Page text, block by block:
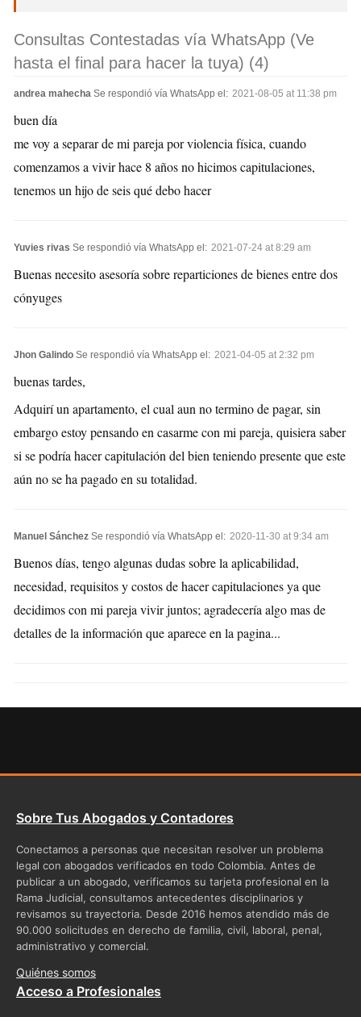
Consultas Contestadas vía WhatsApp (Ve
hasta el final para hacer la tuya) (4)
andrea mahecha Se respondió vía WhatsApp el: 2021-08-05 at 11:38 pm
buen día
me voy a separar de mi pareja por violencia física, cuando
comenzamos a vivir hace 8 años no hicimos capitulaciones,
tenemos un hijo de seis qué debo hacer
Yuvies rivas Se respondió vía WhatsApp el: 2021-07-24 at 8:29 am
Buenas necesito asesoría sobre reparticiones de bienes entre dos
cónyuges
Jhon Galindo Se respondió vía WhatsApp el: 2021-04-05 at 2:32 pm
buenas tardes,
Adquirí un apartamento, el cual aun no termino de pagar, sin
embargo estoy pensando en casarme con mi pareja, quisiera saber
si se podría hacer capitulación del bien teniendo presente que este
aún no se ha pagado en su totalidad.
Manuel Sánchez Se respondió vía WhatsApp el: 2020-11-30 at 9:34 am
Buenos días, tengo algunas dudas sobre la aplicabilidad,
necesidad, requisitos y costos de hacer capitulaciones ya que
decidimos con mi pareja vivir juntos; agradecería algo mas de
detalles de la información que aparece en la pagina...
Sobre Tus Abogados y Contadores
Conectamos a personas que necesitan resolver un problema
legal con abogados verificados en todo Colombia. Antes de
publicar a un abogado, verificamos su tarjeta profesional en la
Rama Judicial, consultamos antecedentes disciplinarios y
revisamos su trayectoria. Desde 2016 hemos atendido más de
90.000 solicitudes en derecho de familia, civil, laboral, penal,
administrativo y comercial.
Quiénes somos
Acceso a Profesionales